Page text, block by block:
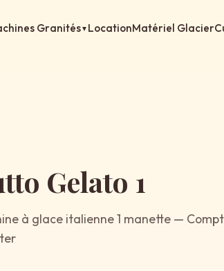
Granités▼ LocationMatériel Glacier
Gelato 1
à glace italienne 1 manette —